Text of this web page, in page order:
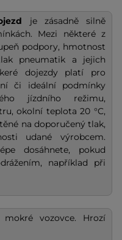
je zásadně silně
Mezi některé z
podpory, hmotnost
pneumatik a jejich
dojezdy platí pro
či ideální podmínky
jízdního režimu,
okolní teplota 20 °C,
na doporučený tlak,
udané výrobcem.
dosáhnete, pokud
například při
vozovce. Hrozí